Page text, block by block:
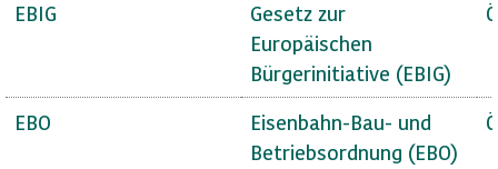
EBIG
Gesetz zur
Europäischen
Bürgerinitiative (EBIG)
EBO
Eisenbahn-Bau- und
Betriebsordnung (EBO)